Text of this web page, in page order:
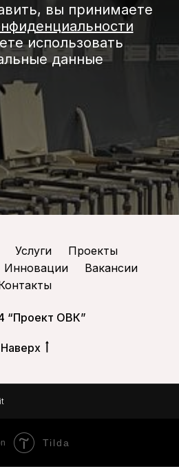
вы принимаете
использовать
данные
Услуги
Проекты
Инновации
Вакансии
“Проект ОВК”
Наверх
Tilda